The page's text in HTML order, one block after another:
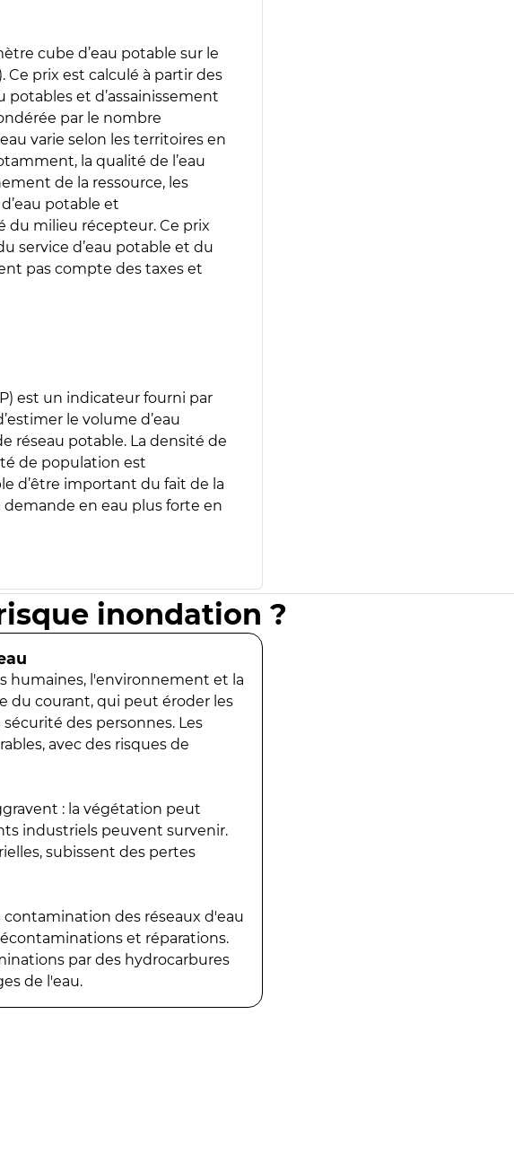
cube d’eau potable sur le
Ce prix est calculé à partir des
potables et d’assainissement
par le nombre
varie selon les territoires en
la qualité de l’eau
de la ressource, les
potable et
du milieu récepteur. Ce prix
service d’eau potable et du
pas compte des taxes et
est un indicateur fourni par
le volume d’eau
réseau potable. La densité de
de population est
d’être important du fait de la
en eau plus forte en
inondation ?
humaines, l'environnement et la
du courant, qui peut éroder les
des personnes. Les
avec des risques de
: la végétation peut
industriels peuvent survenir.
subissent des pertes
des réseaux d'eau
et réparations.
par des hydrocarbures
de l'eau.